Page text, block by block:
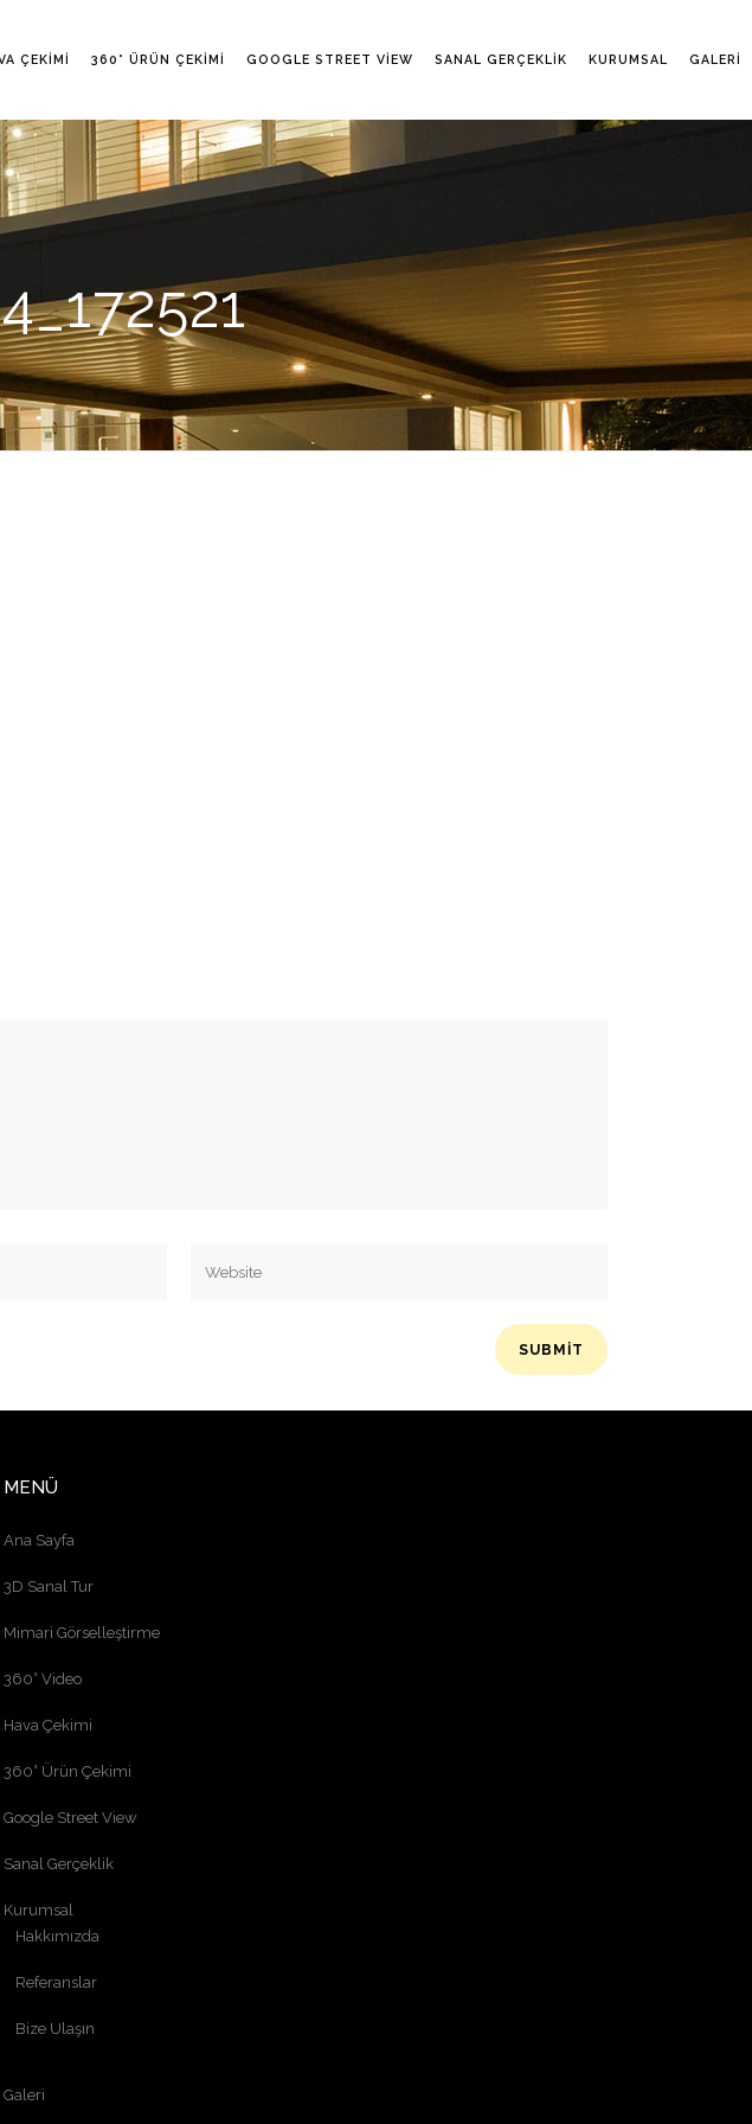
ÇEKIMI 360° ÜRÜN ÇEKIMI GOOGLE STREET VIEW SANAL GERÇEKLIK KURUMSAL GALERI
MENÜ
Ana Sayfa
3D Sanal Tur
Mimari Görselleştirme
360° Video
Hava Çekimi
360° Ürün Çekimi
Google Street View
Sanal Gerçeklik
Kurumsal
Hakkımızda
Referanslar
Bize Ulaşın
Galeri